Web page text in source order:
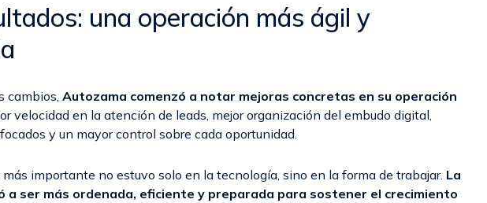
una operación más ágil y
cambios, Autozama comenzó a notar mejoras concretas en su operación
velocidad en la atención de leads, mejor organización del embudo digital,
y un mayor control sobre cada oportunidad.
importante no estuvo solo en la tecnología, sino en la forma de trabajar. La
a ser más ordenada, eficiente y preparada para sostener el crecimiento